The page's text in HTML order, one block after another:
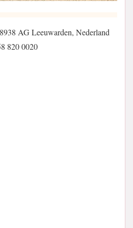
AG Leeuwarden, Nederland
820 0020